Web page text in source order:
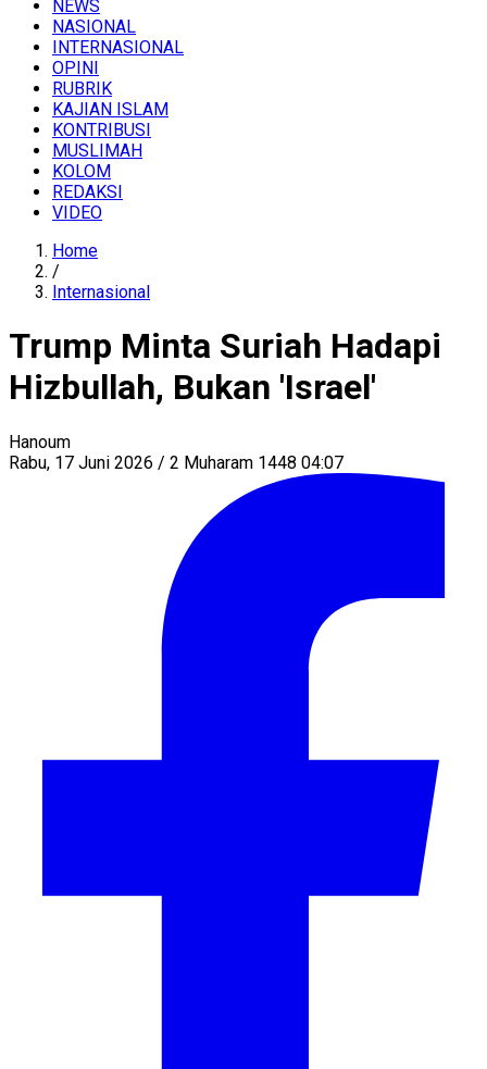
NEWS
NASIONAL
INTERNASIONAL
OPINI
RUBRIK
KAJIAN ISLAM
KONTRIBUSI
MUSLIMAH
KOLOM
REDAKSI
VIDEO
Home
/
Internasional
Trump Minta Suriah Hadapi
Hizbullah, Bukan 'Israel'
Hanoum
Rabu, 17 Juni 2026 / 2 Muharam 1448 04:07